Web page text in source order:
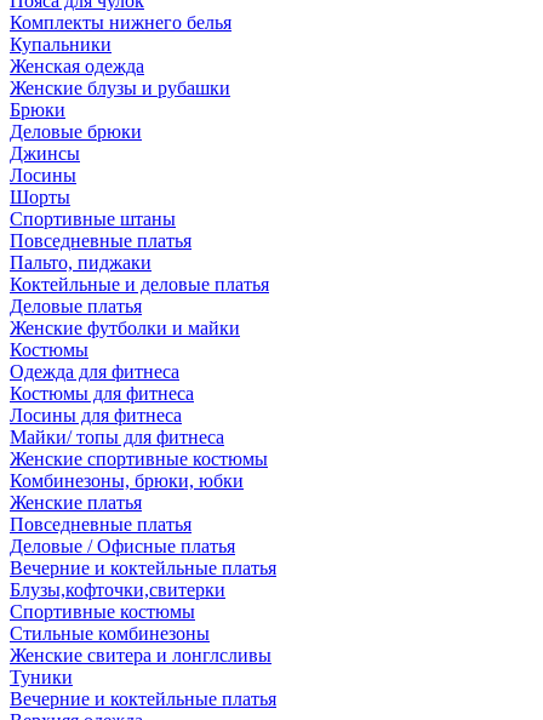
Комплекты нижнего белья
Купальники
Женская одежда
Женские блузы и рубашки
Брюки
Деловые брюки
Джинсы
Лосины
Шорты
Спортивные штаны
Повседневные платья
Пальто, пиджаки
Коктейльные и деловые платья
Деловые платья
Женские футболки и майки
Костюмы
Одежда для фитнеса
Костюмы для фитнеса
Лосины для фитнеса
Майки/ топы для фитнеса
Женские спортивные костюмы
Комбинезоны, брюки, юбки
Женские платья
Повседневные платья
Деловые / Офисные платья
Вечерние и коктейльные платья
Блузы,кофточки,свитерки
Спортивные костюмы
Стильные комбинезоны
Женские свитера и лонглсливы
Туники
Вечерние и коктейльные платья